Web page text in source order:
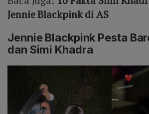
Jennie Blackpink di AS
Jennie Blackpink Pesta
dan Simi Khadra